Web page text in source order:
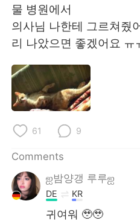
Français
日本語 한국
Русский
Indonesia
Türkçe
Português
물 병원에서
의사님 나한테 그르쳐줬
리 나았으면 좋겠어요 ㅠ
61 9
Comments
ஐ밤양갱 루루ஐ
DE KR
귀여워 🥹🥹